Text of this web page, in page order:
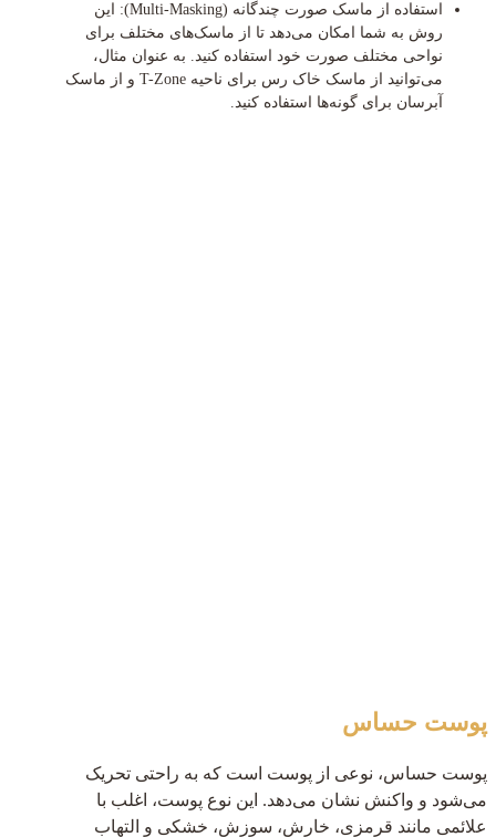
استفاده از ماسک صورت چندگانه (Multi-Masking): این
روش به شما امکان می‌دهد تا از ماسک‌های مختلف برای
نواحی مختلف صورت خود استفاده کنید. به عنوان مثال،
می‌توانید از ماسک خاک رس برای ناحیه T-Zone و از ماسک
آبرسان برای گونه‌ها استفاده کنید.
پوست حساس
پوست حساس، نوعی از پوست است که به راحتی تحریک
می‌شود و واکنش نشان می‌دهد. این نوع پوست، اغلب با
علائمی مانند قرمزی، خارش، سوزش، خشکی و التهاب